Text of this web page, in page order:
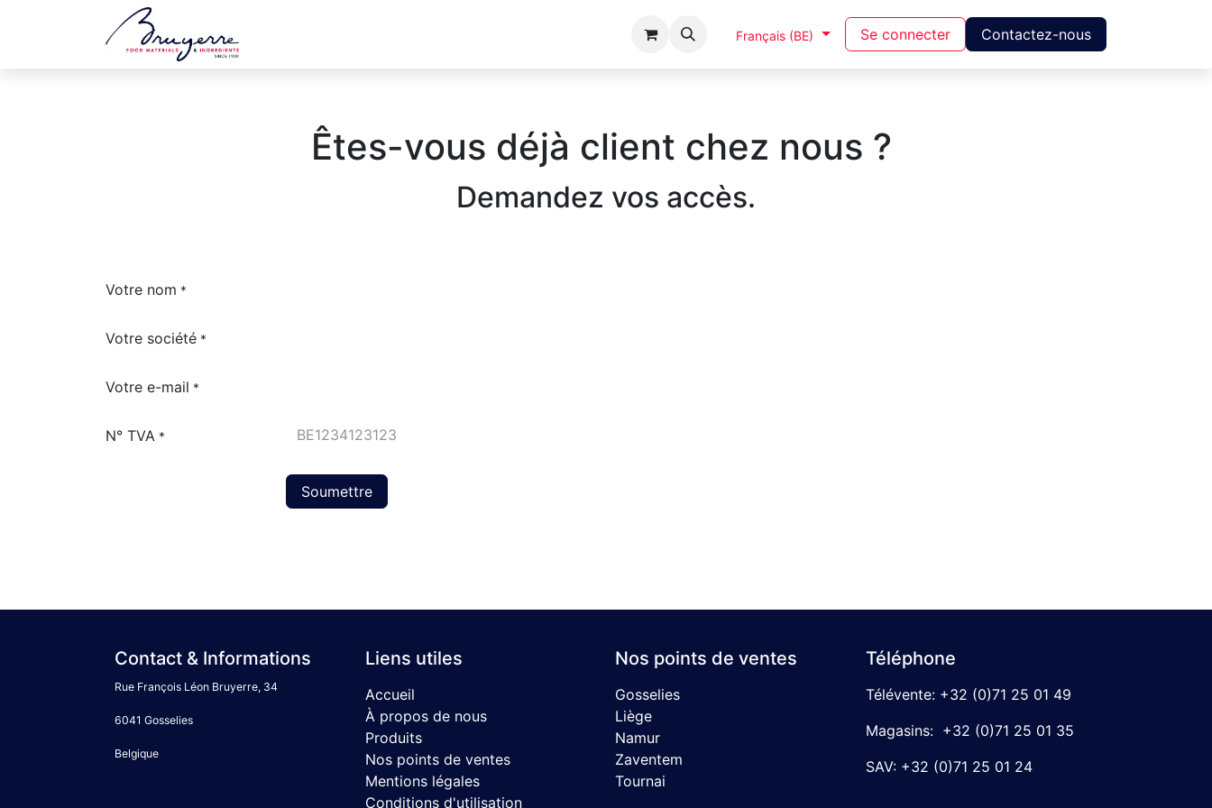
A Propos Français (BE) Se connecter Contactez-nous
Êtes-vous déjà client chez nous ?
Demandez vos accès.
Votre nom *
Votre société *
Votre e-mail *
N° TVA *
Soumettre
Contact & Informations
Rue François Léon Bruyerre, 34
6041 Gosselies
Belgique
Liens utiles
Accueil
À propos de nous
Produits
Nos points de ventes
Mentions légales
Conditions d'utilisation
Téléphone
Télévente: +32 (0)71 25 01 49
Magasins: +32 (0)71 25 01 35
SAV: +32 (0)71 25 01 24
Nos points de ventes
Gosselies
Liège
Namur
Zaventem
Tournai